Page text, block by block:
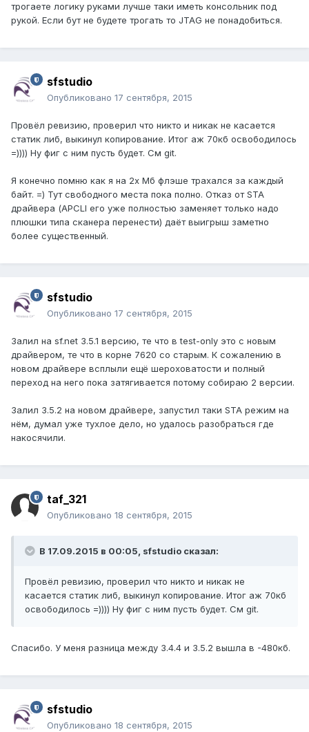
трогаете логику руками лучше таки иметь консольник под
рукой. Если бут не будете трогать то JTAG не понадобиться.
sfstudio
Опубликовано 17 сентября, 2015
Провёл ревизию, проверил что никто и никак не касается
статик либ, выкинул копирование. Итог аж 70кб освободилось
=)))) Ну фиг с ним пусть будет. См git.
Я конечно помню как я на 2х Мб флэше трахался за каждый
байт. =) Тут свободного места пока полно. Отказ от STA
драйвера (APCLI его уже полностью заменяет только надо
плюшки типа сканера перенести) даёт выигрыш заметно
более существенный.
sfstudio
Опубликовано 17 сентября, 2015
Залил на sf.net 3.5.1 версию, те что в test-only это с новым
драйвером, те что в корне 7620 со старым. К сожалению в
новом драйвере всплыли ещё шероховатости и полный
переход на него пока затягивается потому собираю 2 версии.
Залил 3.5.2 на новом драйвере, запустил таки STA режим на
нём, думал уже тухлое дело, но удалось разобраться где
накосячили.
taf_321
Опубликовано 18 сентября, 2015
В 17.09.2015 в 00:05, sfstudio сказал:
Провёл ревизию, проверил что никто и никак не
касается статик либ, выкинул копирование. Итог аж 70кб
освободилось =)))) Ну фиг с ним пусть будет. См git.
Спасибо. У меня разница между 3.4.4 и 3.5.2 вышла в -480кб.
sfstudio
Опубликовано 18 сентября, 2015